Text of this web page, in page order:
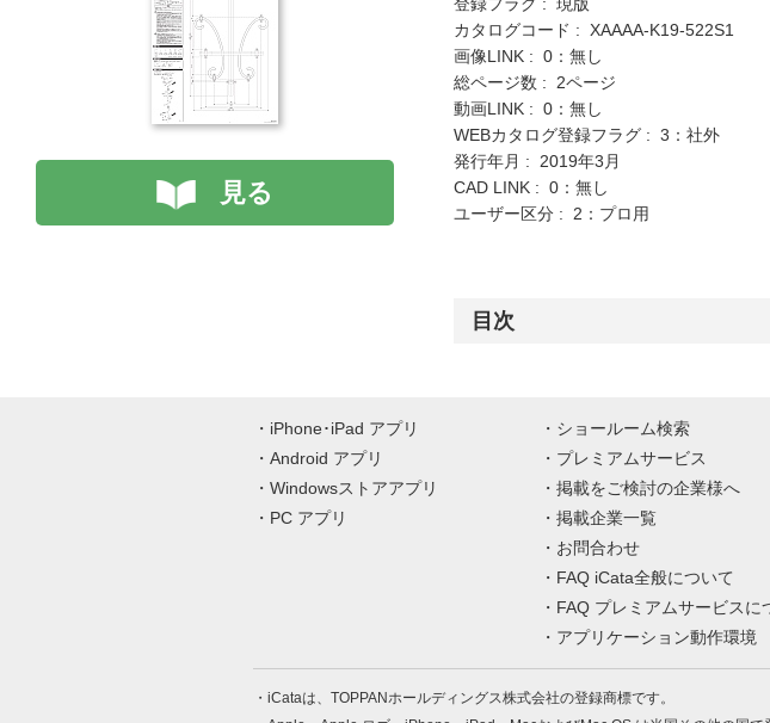
見る
カタログコード : XAAAA-K19-522S1
画像LINK : 0：無し
総ページ数 : 2ページ
動画LINK : 0：無し
WEBカタログ登録フラグ : 3：社外
発行年月 : 2019年3月
CAD LINK : 0：無し
ユーザー区分 : 2：プロ用
目次
iPhone･iPad アプリ
Android アプリ
Windowsストアアプリ
PC アプリ
ショールーム検索
プレミアムサービス
掲載をご検討の企業様へ
掲載企業一覧
お問合わせ
FAQ iCata全般について
FAQ プレミアムサービスに
アプリケーション動作環境
iCataは、TOPPANホールディングス株式会社の登録商標です。